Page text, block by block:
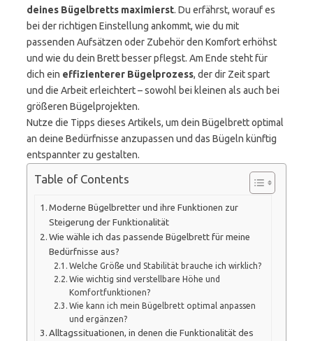
deines Bügelbretts maximierst. Du erfährst, worauf es
bei der richtigen Einstellung ankommt, wie du mit
passenden Aufsätzen oder Zubehör den Komfort erhöhst
und wie du dein Brett besser pflegst. Am Ende steht für
dich ein effizienterer Bügelprozess, der dir Zeit spart
und die Arbeit erleichtert – sowohl bei kleinen als auch bei
größeren Bügelprojekten.
Nutze die Tipps dieses Artikels, um dein Bügelbrett optimal
an deine Bedürfnisse anzupassen und das Bügeln künftig
entspannter zu gestalten.
Table of Contents
Moderne Bügelbretter und ihre Funktionen zur
Steigerung der Funktionalität
Wie wähle ich das passende Bügelbrett für meine
Bedürfnisse aus?
Welche Größe und Stabilität brauche ich wirklich?
Wie wichtig sind verstellbare Höhe und
Komfortfunktionen?
Wie kann ich mein Bügelbrett optimal anpassen
und ergänzen?
Alltagssituationen, in denen die Funktionalität des